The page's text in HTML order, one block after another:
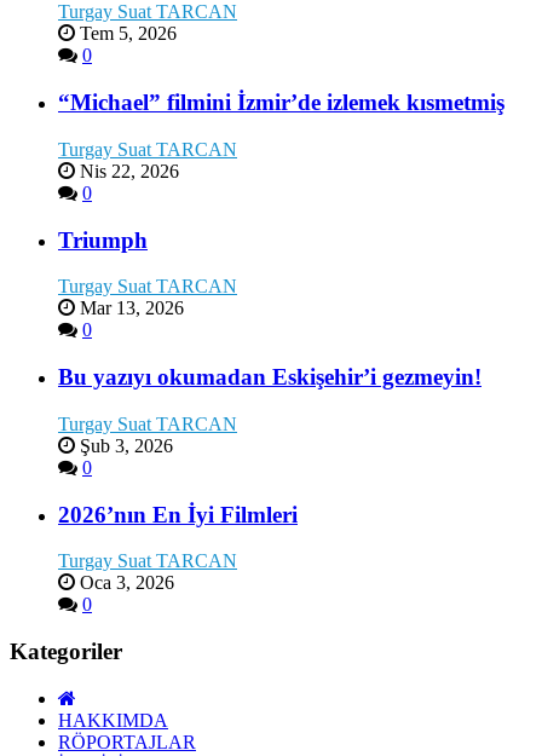
Turgay Suat TARCAN
Tem 5, 2026
0
“Michael” filmini İzmir’de izlemek kısmetmiş
Turgay Suat TARCAN
Nis 22, 2026
0
Triumph
Turgay Suat TARCAN
Mar 13, 2026
0
Bu yazıyı okumadan Eskişehir’i gezmeyin!
Turgay Suat TARCAN
Şub 3, 2026
0
2026’nın En İyi Filmleri
Turgay Suat TARCAN
Oca 3, 2026
0
Kategoriler
HAKKIMDA
RÖPORTAJLAR